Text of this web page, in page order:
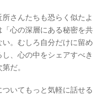
さんたちも恐らく似たよ
心の深層にある秘密を共
。むしろ自分だけに留め
、心の中をシェアすべき
だ。
いてもっと気軽に話せる